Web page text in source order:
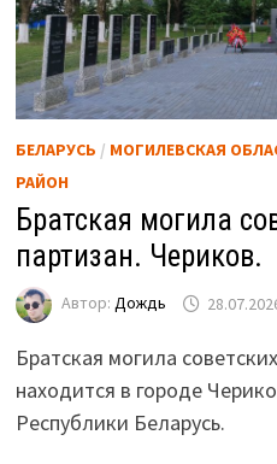
БЕЛАРУСЬ / МОГИЛЕВСКАЯ
РАЙОН
Братская могила
партизан. Чериков.
Автор: Дождь
Братская могила
находится в городе
Республики Беларусь.